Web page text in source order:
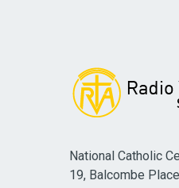
National Catholic
19, Balcombe